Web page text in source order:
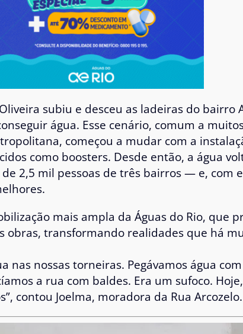
subiu e desceu as ladeiras do bairro
água. Esse cenário, comum a
começou a mudar com a
como boosters. Desde então, a água
2,5 mil pessoas de três bairros — e, com
mais ampla da Águas do Rio, que
obras, transformando realidades que há
nas nossas torneiras. Pegávamos água
a rua com baldes. Era um sufoco.
contou Joelma, moradora da Rua Arcozelo.